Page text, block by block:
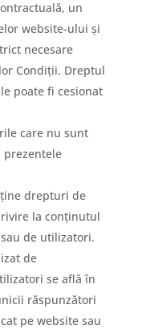
un
website-ului și
necesare
Condiții. Dreptul
poate fi cesionat
care nu sunt
prezentele
drepturi de
la conținutul
de utilizatori.
de
se află în
răspunzători
pe website sau